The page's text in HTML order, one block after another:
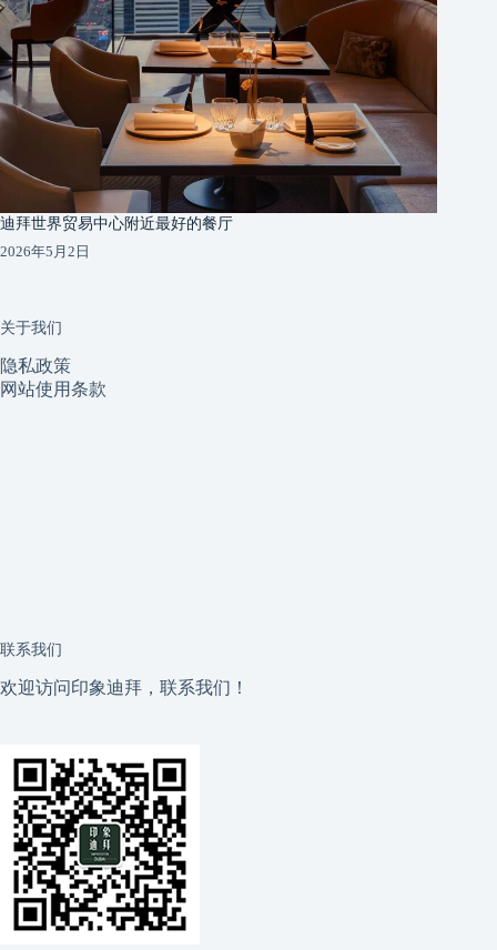
迪拜世界贸易中心附近最好的餐厅
2026年5月2日
关于我们
隐私政策
网站使用条款
联系我们
欢迎访问印象迪拜，联系我们！